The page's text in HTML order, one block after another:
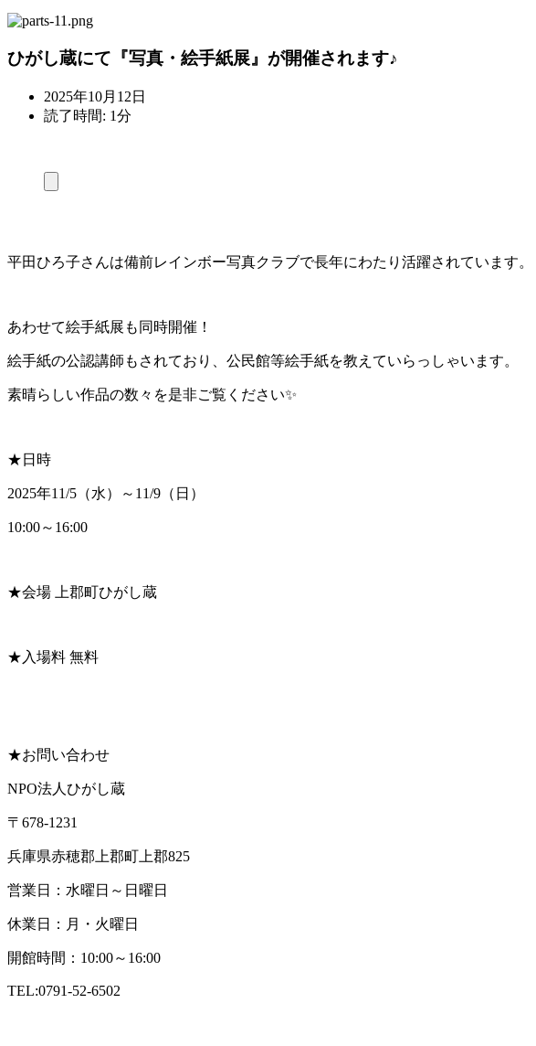
ひがし蔵にて『写真・絵手紙展』が開催されます♪
2025年10月12日
読了時間: 1分
平田ひろ子さんは備前レインボー写真クラブで長年にわたり活躍されています。
あわせて絵手紙展も同時開催！
絵手紙の公認講師もされており、公民館等絵手紙を教えていらっしゃいます。
素晴らしい作品の数々を是非ご覧ください✨
★日時
2025年11/5（水）～11/9（日）
10:00～16:00
★会場 上郡町ひがし蔵
★入場料 無料
★お問い合わせ
NPO法人ひがし蔵
〒678-1231
兵庫県赤穂郡上郡町上郡825
営業日：水曜日～日曜日
休業日：月・火曜日
開館時間：10:00～16:00
TEL:0791-52-6502